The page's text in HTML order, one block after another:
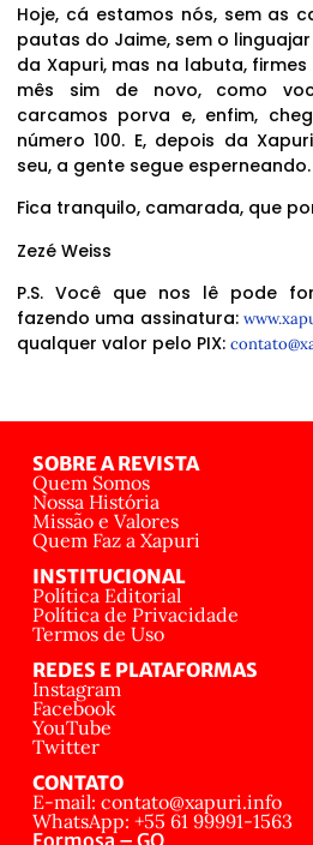
Hoje, cá estamos nós, sem as
pautas do Jaime, sem o
da Xapuri, mas na labuta, firmes
mês sim de novo, como
carcamos porva e, enfim,
número 100. E, depois da
seu, a gente segue esperneando.
Fica tranquilo, camarada, que
Zezé Weiss
P.S. Você que nos lê pode
fazendo uma assinatura:
qualquer valor pelo PIX:
SOBRE A REVISTA
Quem Somos
Nossa História
Missão e Valores
Quem Faz a Xapuri
INSTITUCIONAL
Política Editorial
Política de Privacidade
Termos de Uso
REDES E PLATAFORMAS
Instagram
Facebook
YouTube
Twitter
CONTATO
E-mail: contato@xapuri.info
WhatsApp: +55 61 99991-1563